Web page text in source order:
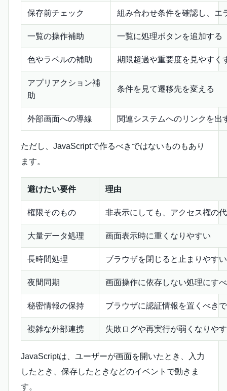
保存前チェック 組み合わせ条件を確認し、エ
一覧の操作補助 一覧に処理ボタンを追加する
色やラベルの補助 期限超過や重要度を見やすく
アプリアクション補
助
条件を見て遷移先を変える
外部画面への導線 関連システムへのリンクを出
ただし、JavaScriptで作るべきではないものもあり
ます。
避けたい要件 理由
権限そのもの 非表示にしても、アクセス権の
大量データ処理 画面表示時に重くなりやすい
長時間処理 ブラウザを閉じると止まりやすい
夜間同期 画面操作に依存しない処理にす
秘密情報の保持 ブラウザに認証情報を置くべき
複雑な外部連携 失敗ログや再実行が弱くなりや
JavaScriptは、ユーザーが画面を開いたとき、入力
したとき、保存したときなどのイベントで動きま
す。